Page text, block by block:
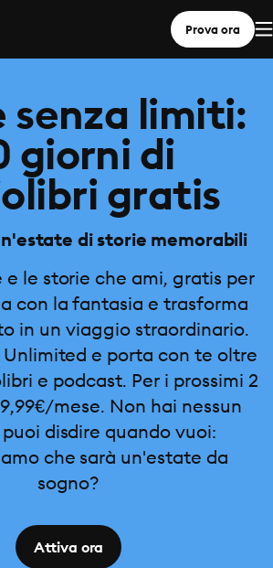
Prova ora
senza limiti:
giorni di
gratis
di storie memorabili
le storie che ami, gratis per
con la fantasia e trasforma
in un viaggio straordinario.
e porta con te oltre
e podcast. Per i prossimi 2
mese. Non hai nessun
disdire quando vuoi:
che sarà un'estate da
sogno?
Attiva ora